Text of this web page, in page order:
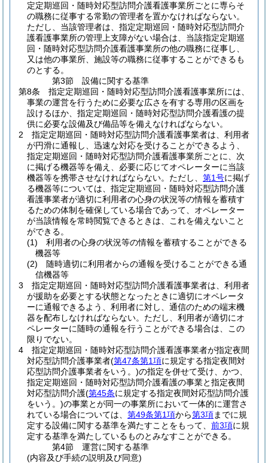
定定期巡回・随時対応型訪問介護看護事業所ごとに専らそ
の職務に従事する常勤の管理者を置かなければならない。
ただし、当該管理者は、指定定期巡回・随時対応型訪問介
護看護事業所の管理上支障がない場合は、当該指定定期巡
回・随時対応型訪問介護看護事業所の他の職務に従事し、
又は他の事業所、施設等の職務に従事することができるも
のとする。
第3節
設備に関する基準
第8条
指定定期巡回・随時対応型訪問介護看護事業所には、
事業の運営を行うために必要な広さを有する専用の区画を
設けるほか、指定定期巡回・随時対応型訪問介護看護の提
供に必要な設備及び備品等を備えなければならない。
2
指定定期巡回・随時対応型訪問介護看護事業者は、利用者
が円滑に通報し、迅速な対応を受けることができるよう、
指定定期巡回・随時対応型訪問介護看護事業所ごとに、次
に掲げる機器等を備え、必要に応じてオペレーターに当該
機器等を携帯させなければならない。 ただし、 第1号に掲げ
る機器等については、指定定期巡回・随時対応型訪問介護
看護事業者が適切に利用者の心身の状況等の情報を蓄積す
るための体制を確保している場合であって、オペレーター
が当該情報を常時閲覧できるときは、これを備えないこと
ができる。
(1)
利用者の心身の状況等の情報を蓄積することができる
機器等
(2)
随時適切に利用者からの通報を受けることができる通
信機器等
3
指定定期巡回・随時対応型訪問介護看護事業者は、利用者
が援助を必要とする状態となったときに適切にオペレータ
ーに通報できるよう、利用者に対し、通信のための端末機
器を配布しなければならない。 ただし、利用者が適切にオ
ペレーターに随時の通報を行うことができる場合は、この
限りでない。
4
指定定期巡回・随時対応型訪問介護看護事業者が指定夜間
対応型訪問介護事業者(第47条第1項に規定する指定夜間対
応型訪問介護事業者をいう。)の指定を併せて受け、かつ、
指定定期巡回・随時対応型訪問介護看護の事業と指定夜間
対応型訪問介護(第45条に規定する指定夜間対応型訪問介護
をいう。)の事業とが同一の事業所において一体的に運営さ
れている場合については、 第49条第1項から第3項までに規
定する設備に関する基準を満たすことをもって、 前3項に規
定する基準を満たしているものとみなすことができる。
第4節
運営に関する基準
(内容及び手続の説明及び同意)